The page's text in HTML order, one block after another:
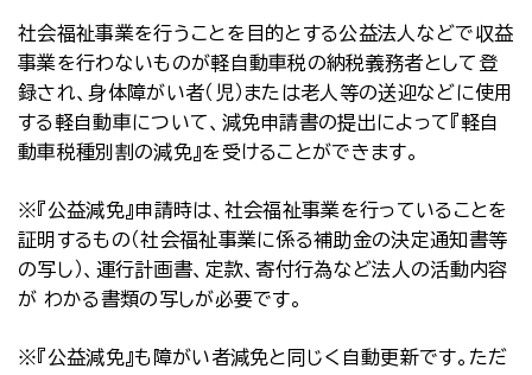
社会福祉事業を行うことを目的とする公益法人などで収益
事業を行わないものが軽自動車税の納税義務者として登
録され、身体障がい者（児）または老人等の送迎などに使用
する軽自動車について、減免申請書の提出によって『軽自
動車税種別割の減免』を受けることができます。
※『公益減免』申請時は、社会福祉事業を行っていることを
証明するもの（社会福祉事業に係る補助金の決定通知書等
の写し）、運行計画書、定款、寄付行為など法人の活動内容
が わかる書類の写しが必要です。
※『公益減免』も障がい者減免と同じく自動更新です。ただ